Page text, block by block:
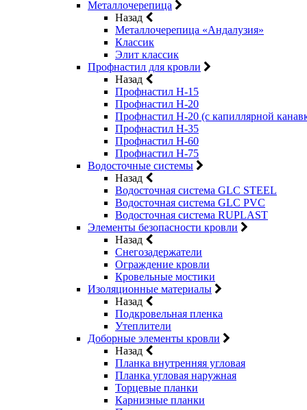
Металлочерепица
Назад
Металлочерепица «Андалузия»
Классик
Элит классик
Профнастил для кровли
Назад
Профнастил Н-15
Профнастил Н-20
Профнастил Н-20 (с капиллярной
Профнастил Н-35
Профнастил Н-60
Профнастил Н-75
Водосточные системы
Назад
Водосточная система GLC STEEL
Водосточная система GLC PVC
Водосточная система RUPLAST
Элементы безопасности кровли
Назад
Снегозадержатели
Ограждение кровли
Кровельные мостики
Изоляционные материалы
Назад
Подкровельная пленка
Утеплители
Доборные элементы кровли
Назад
Планка внутренняя угловая
Планка угловая наружная
Торцевые планки
Карнизные планки